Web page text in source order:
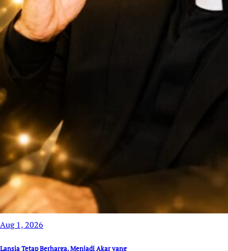
Aug 1, 2026
Lansia Tetap Berharga, Menjadi Akar yang